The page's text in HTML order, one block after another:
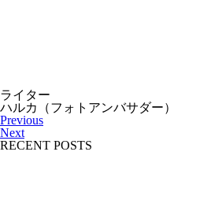
ライター
ハルカ（フォトアンバサダー）
Previous
Next
RECENT POSTS